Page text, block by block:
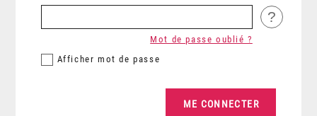
?
Afficher mot de passe
Mot de passe oublié ?